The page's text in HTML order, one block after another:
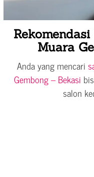
Muara
Anda yang mencari
Gembong – Bekasi
salon